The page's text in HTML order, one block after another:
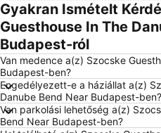
VII. Kerület
XIV. Kerület
V. Kerület
X. Kerület
Újpest
Hungexpo
Kelenföld
Gyakran Ismételt
Guesthouse In The
Budapest-ról
Van medence a(z) Szocske
Budapest-ben?
Engedélyezett-e a háziállat a(z)
Danube Bend Near Budapest-ben?
Van parkolási lehetőség a(z)
Bend Near Budapest-ben?